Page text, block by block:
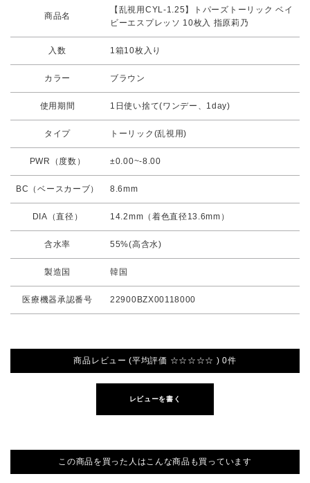
商品名
【乱視用CYL-1.25】トパーズトーリック ベイ
ビーエスプレッソ 10枚入 指原莉乃
入数 1箱10枚入り
カラー ブラウン
使用期間 1日使い捨て(ワンデー、1day)
タイプ トーリック(乱視用)
PWR（度数） ±0.00~-8.00
BC（ベースカーブ） 8.6mm
DIA（直径） 14.2mm（着色直径13.6mm）
含水率 55%(高含水)
製造国 韓国
医療機器承認番号 22900BZX00118000
商品レビュー (平均評価 ☆☆☆☆☆ ) 0件
レビューを書く
この商品を買った人はこんな商品も買っています